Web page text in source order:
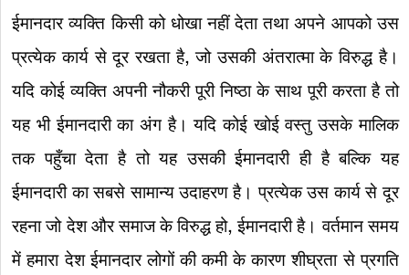
ईमानदार व्यक्ति किसी को धोखा नहीं देता तथा अपने आपको उस
प्रत्येक कार्य से दूर रखता है, जो उसकी अंतरात्मा के विरुद्ध है।
यदि कोई व्यक्ति अपनी नौकरी पूरी निष्ठा के साथ पूरी करता है तो
यह भी ईमानदारी का अंग है। यदि कोई खोई वस्तु उसके मालिक
तक पहुँचा देता है तो यह उसकी ईमानदारी ही है बल्कि यह
ईमानदारी का सबसे सामान्य उदाहरण है। प्रत्येक उस कार्य से दूर
रहना जो देश और समाज के विरुद्ध हो, ईमानदारी है। वर्तमान समय
में हमारा देश ईमानदार लोगों की कमी के कारण शीघ्रता से प्रगति